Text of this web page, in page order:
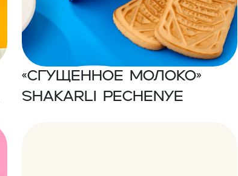
«Сгущенное молоко»
Shakarli ресhеnуе